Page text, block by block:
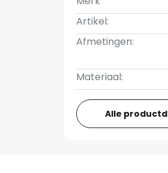
Artikel:
Afmetingen:
Materiaal:
Alle